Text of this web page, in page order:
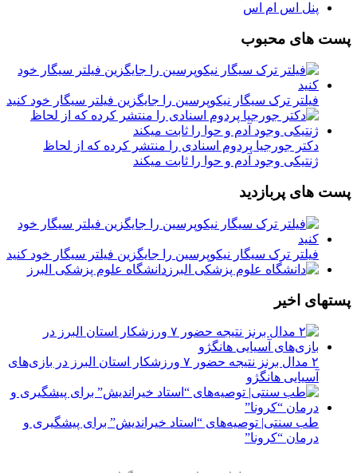
پنل اس ام اس
پست های محبوب
فیلتر ترک سیگار نیکوپرسین را جایگزین فیلتر سیگار خود کنید
دکتر جورجیا پردوم اسنادی را منتشر کرده که از لحاظ
ژنتیکی وجود آدم و حوا را ثابت میکند
پست های پربازدید
فیلتر ترک سیگار نیکوپرسین را جایگزین فیلتر سیگار خود کنید
دانشگاه علوم پزشکی البرز
پستهای اخیر
۲ مدال برنز نتیجه حضور ۷ ورزشکار استان البرز در بازی‌های
آسیایی هانگژو
طب سنتی| توصیه‌‌های “استاد خیراندیش” برای پیشگیری و
درمان “کرونا”